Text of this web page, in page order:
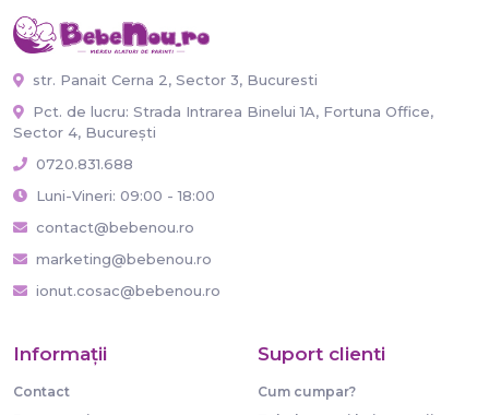
str. Panait Cerna 2, Sector 3, Bucuresti
Pct. de lucru: Strada Intrarea Binelui 1A, Fortuna Office,
Sector 4, București
0720.831.688
Luni-Vineri: 09:00 - 18:00
contact@bebenou.ro
marketing@bebenou.ro
ionut.cosac@bebenou.ro
Informaţii
Contact
Suport clienti
Cum cumpar?